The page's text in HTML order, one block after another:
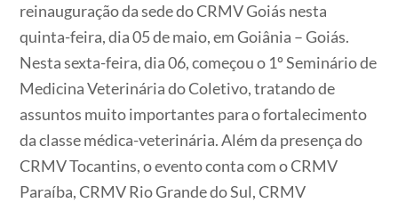
reinauguração da sede do CRMV Goiás nesta
quinta-feira, dia 05 de maio, em Goiânia – Goiás.
Nesta sexta-feira, dia 06, começou o 1º Seminário de
Medicina Veterinária do Coletivo, tratando de
assuntos muito importantes para o fortalecimento
da classe médica-veterinária. Além da presença do
CRMV Tocantins, o evento conta com o CRMV
Paraíba, CRMV Rio Grande do Sul, CRMV